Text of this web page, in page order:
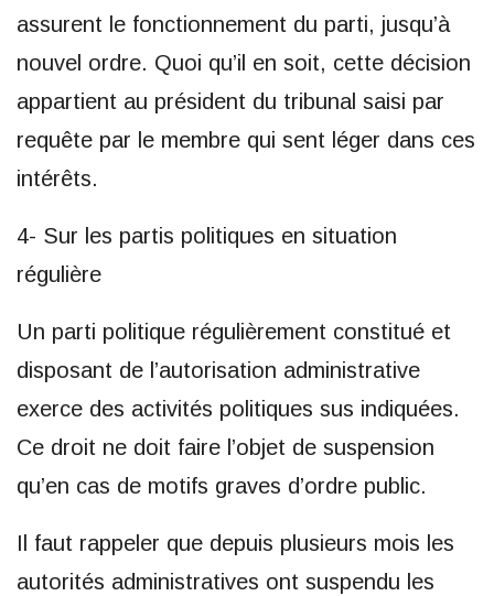
assurent le fonctionnement du parti, jusqu’à
nouvel ordre. Quoi qu’il en soit, cette décision
appartient au président du tribunal saisi par
requête par le membre qui sent léger dans ces
intérêts.
4- Sur les partis politiques en situation
régulière
Un parti politique régulièrement constitué et
disposant de l’autorisation administrative
exerce des activités politiques sus indiquées.
Ce droit ne doit faire l’objet de suspension
qu’en cas de motifs graves d’ordre public.
Il faut rappeler que depuis plusieurs mois les
autorités administratives ont suspendu les